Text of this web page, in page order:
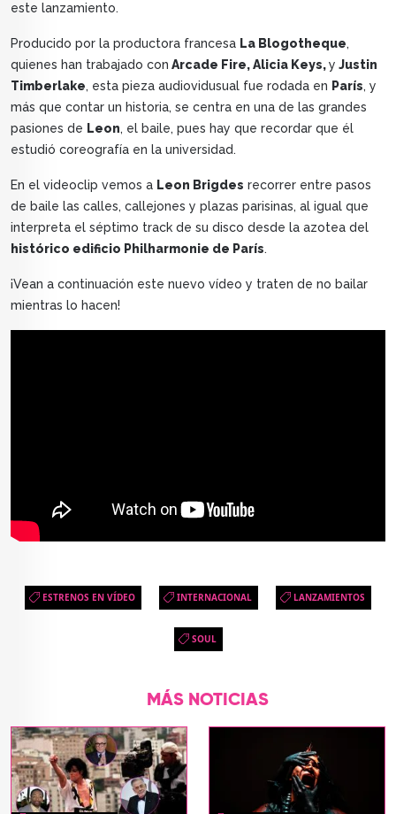
este lanzamiento.
Producido por la productora francesa La Blogotheque,
quienes han trabajado con Arcade Fire, Alicia Keys,y Justin
Timberlake, esta pieza audiovidusual fue rodada en París, y
más que contar un historia, se centra en una de las grandes
pasiones de Leon, el baile, pues hay que recordar que él
estudió coreografía en la universidad.
En el videoclip vemos a Leon Brigdes recorrer entre pasos
de baile las calles, callejones y plazas parisinas, al igual que
interpreta el séptimo track de su disco desde la azotea del
histórico edificio Philharmonie de París.
¡Vean a continuación este nuevo vídeo y traten de no bailar
mientras lo hacen!
ESTRENOS EN VÍDEO INTERNACIONAL LANZAMIENTOS
SOUL
MÁS NOTICIAS